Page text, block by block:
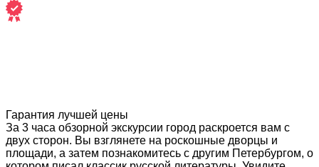
Гарантия лучшей цены
За 3 часа обзорной экскурсии город раскроется вам с
двух сторон. Вы взглянете на роскошные дворцы и
площади, а затем познакомитесь с другим Петербургом, о